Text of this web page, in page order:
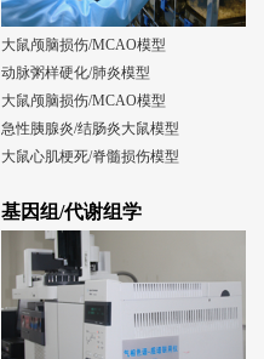
大鼠颅脑损伤/MCAO模型
动脉粥样硬化/肺炎模型
大鼠颅脑损伤/MCAO模型
急性胰腺炎/结肠炎大鼠模型
大鼠心肌梗死/脊髓损伤模型
基因组/代谢组学